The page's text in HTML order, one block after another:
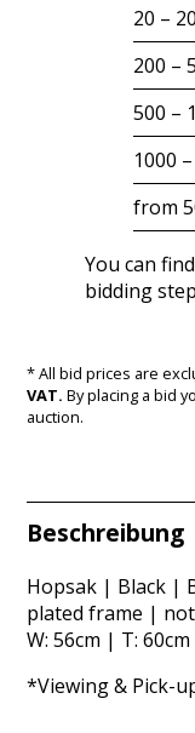
20 –
200 –
500 –
1000
from
You can
bidding
* All bid prices are
VAT. By placing a bid
auction.
Beschreibung
Hopsak | Black |
plated frame | not
W: 56cm | T: 60cm
*Viewing & Pick-